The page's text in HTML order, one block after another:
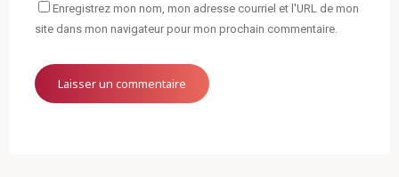
Enregistrez mon nom, mon adresse courriel et l'URL de mon
site dans mon navigateur pour mon prochain commentaire.